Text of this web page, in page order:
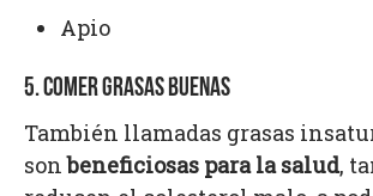
Apio
5.COMER GRASAS BUENAS
También llamadas grasas
sonbeneficiosas para la salud,